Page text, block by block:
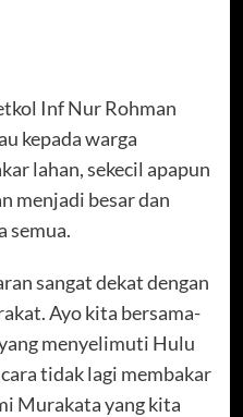
Inf Nur Rohman
kepada warga
lahan, sekecil apapun
menjadi besar dan
semua.
sangat dekat dengan
Ayo kita bersama-
menyelimuti Hulu
tidak lagi membakar
Murakata yang kita